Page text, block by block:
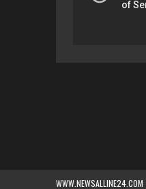
WWW.NEWSALLINE24.COM